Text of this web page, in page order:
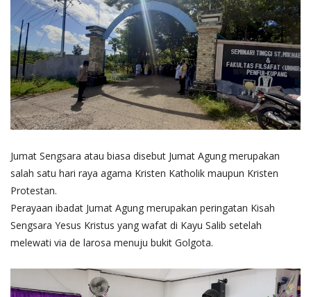
Jumat Sengsara atau biasa disebut Jumat Agung merupakan
salah satu hari raya agama Kristen Katholik maupun Kristen
Protestan.
Perayaan ibadat Jumat Agung merupakan peringatan Kisah
Sengsara Yesus Kristus yang wafat di Kayu Salib setelah
melewati via de larosa menuju bukit Golgota.